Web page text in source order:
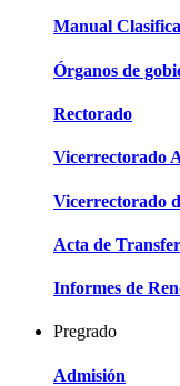
Manual
Órganos de
Rectorado
Vicerrectorado
Vicerrectorado
Acta de
Informes de
Pregrado
Admisión